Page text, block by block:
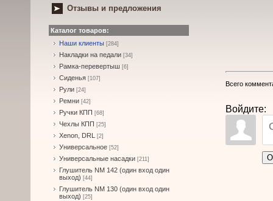
Отзывы и предложения
Каталог товаров:
Наши клиенты [284]
Накладки на педали [34]
Рамка-перевертыш [6]
Сиденья [107]
Рули [24]
Ремни [42]
Ручки КПП [68]
Чехлы КПП [25]
Xenon, DRL [2]
Универсальное [52]
Универсальные насадки [211]
Глушитель NM 142 (один вход один
выход) [44]
Глушитель NM 130 (один вход один
выход) [25]
Всего
Войдите: